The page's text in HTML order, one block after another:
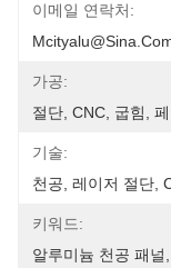
이메일 연락처:
가공:
절단, CNC, 굽힘,
기술:
천공, 레이저 절단,
키워드:
알루미늄 천공 패